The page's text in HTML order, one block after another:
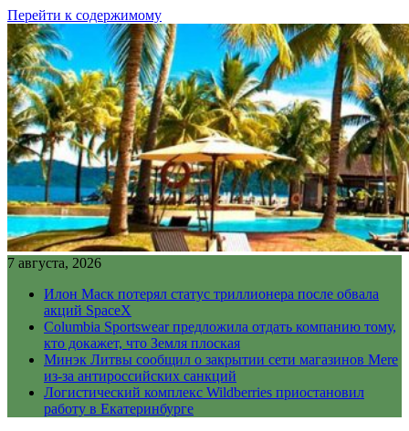
Перейти к содержимому
7 августа, 2026
Илон Маск потерял статус триллионера после обвала
акций SpaceX
Columbia Sportswear предложила отдать компанию тому,
кто докажет, что Земля плоская
Минэк Литвы сообщил о закрытии сети магазинов Mere
из-за антироссийских санкций
Логистический комплекс Wildberries приостановил
работу в Екатеринбурге